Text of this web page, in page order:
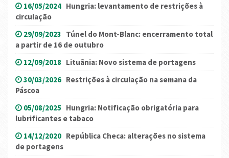
16/05/2024 Hungria: levantamento de restrições à
circulação
29/09/2023 Túnel do Mont-Blanc: encerramento total
a partir de 16 de outubro
12/09/2018 Lituânia: Novo sistema de portagens
30/03/2026 Restrições à circulação na semana da
Páscoa
05/08/2025 Hungria: Notificação obrigatória para
lubrificantes e tabaco
14/12/2020 República Checa: alterações no sistema
de portagens